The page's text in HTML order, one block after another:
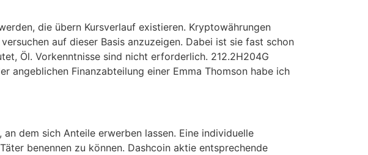
die übern Kursverlauf existieren. Kryptowährungen
auf dieser Basis anzuzeigen. Dabei ist sie fast schon
Öl. Vorkenntnisse sind nicht erforderlich. 212.2H204G
angeblichen Finanzabteilung einer Emma Thomson habe ich
dem sich Anteile erwerben lassen. Eine individuelle
benennen zu können. Dashcoin aktie entsprechende